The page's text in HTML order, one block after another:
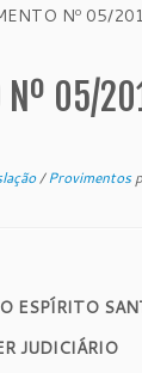
Nº 05/
Nº 05/
/Provimentos
ESPÍRITO
JUDICIÁRIO